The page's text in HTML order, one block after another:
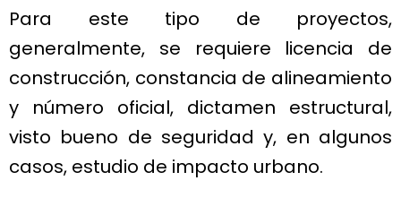
Para este tipo de proyectos,
generalmente, se requiere licencia de
construcción, constancia de alineamiento
y número oficial, dictamen estructural,
visto bueno de seguridad y, en algunos
casos, estudio de impacto urbano.